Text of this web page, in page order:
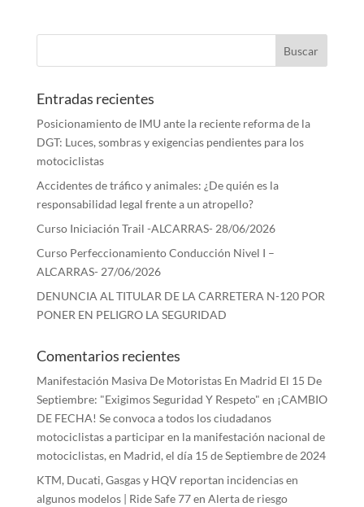
Entradas recientes
Posicionamiento de IMU ante la reciente reforma de la
DGT: Luces, sombras y exigencias pendientes para los
motociclistas
Accidentes de tráfico y animales: ¿De quién es la
responsabilidad legal frente a un atropello?
Curso Iniciación Trail -ALCARRAS- 28/06/2026
Curso Perfeccionamiento Conducción Nivel I –
ALCARRAS- 27/06/2026
DENUNCIA AL TITULAR DE LA CARRETERA N-120 POR
PONER EN PELIGRO LA SEGURIDAD
Comentarios recientes
Manifestación Masiva De Motoristas En Madrid El 15 De
Septiembre: "Exigimos Seguridad Y Respeto" en ¡CAMBIO
DE FECHA! Se convoca a todos los ciudadanos
motociclistas a participar en la manifestación nacional de
motociclistas, en Madrid, el día 15 de Septiembre de 2024
KTM, Ducati, Gasgas y HQV reportan incidencias en
algunos modelos | Ride Safe 77en Alerta de riesgo